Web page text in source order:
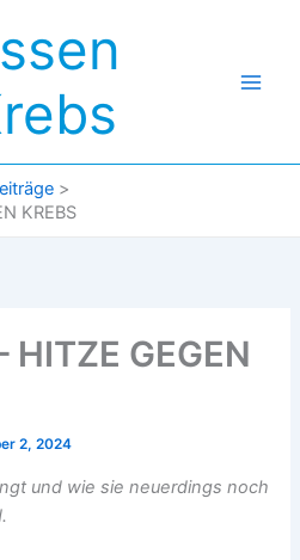
KREBS
HITZE GEGEN
2, 2024
und wie sie neuerdings noch